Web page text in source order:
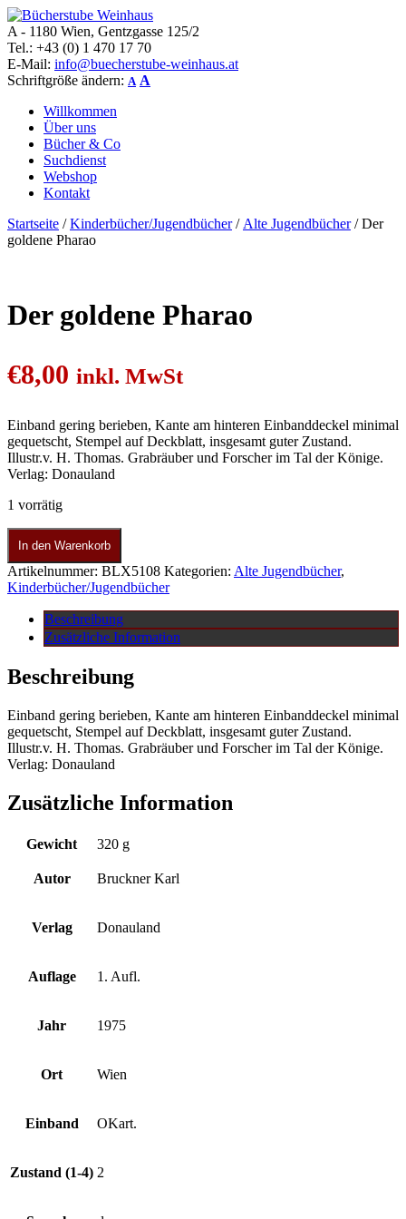
Bücherstube Weinhaus
Verkauf von seltenen antiquarischen und alten, teilweise noch
verlagsneuen Bücher.
A - 1180 Wien, Gentzgasse 125/2
Tel.: +43 (0) 1 470 17 70
E-Mail: info@buecherstube-weinhaus.at
Schriftgröße ändern: A A
Willkommen
Über uns
Bücher & Co
Suchdienst
Webshop
Kontakt
Startseite /Kinderbücher/Jugendbücher/ Alte Jugendbücher/ Der
goldene Pharao
Der goldene Pharao
€8,00 inkl. MwSt
Einband gering berieben, Kante am hinteren Einbanddeckel minimal
gequetscht, Stempel auf Deckblatt, insgesamt guter Zustand.
Illustr.v. H. Thomas. Grabräuber und Forscher im Tal der Könige.
Verlag: Donauland
1 vorrätig
In den Warenkorb
Artikelnummer: BLX5108 Kategorien: Alte Jugendbücher,
Kinderbücher/Jugendbücher
Beschreibung
Zusätzliche Information
Beschreibung
Einband gering berieben, Kante am hinteren Einbanddeckel minimal
gequetscht, Stempel auf Deckblatt, insgesamt guter Zustand.
Illustr.v. H. Thomas. Grabräuber und Forscher im Tal der Könige.
Verlag: Donauland
Zusätzliche Information
Gewicht 320 g
Autor Bruckner Karl
Verlag Donauland
Auflage 1. Aufl.
Jahr 1975
Ort Wien
Einband OKart.
Zustand (1-4) 2